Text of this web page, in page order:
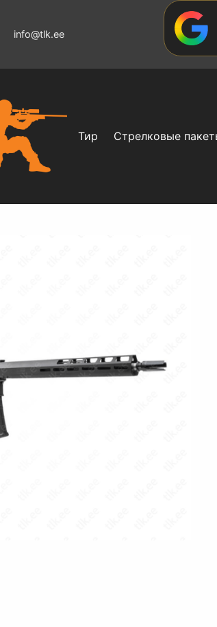
info@tlk.ee
Тир Стрелковые